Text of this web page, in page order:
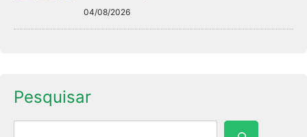
04/08/2026
Pesquisar